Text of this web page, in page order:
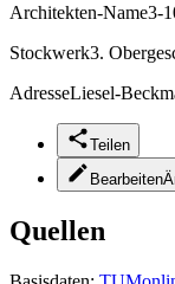
Architekten-Name3-
Stockwerk3.
AdresseLiesel-
Teilen
Bearbeiten
Quellen